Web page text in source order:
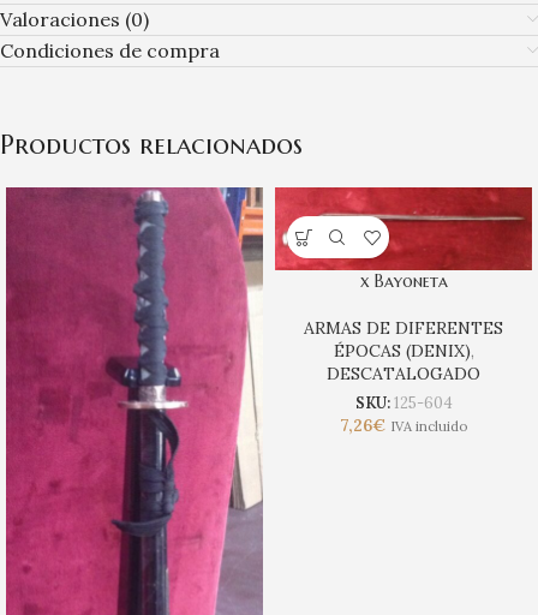
Valoraciones (0)
Condiciones de compra
Productos relacionados
x Bayoneta
ARMAS DE DIFERENTES
ÉPOCAS (DENIX),
DESCATALOGADO
SKU:125-604
7,26€ IVA incluido